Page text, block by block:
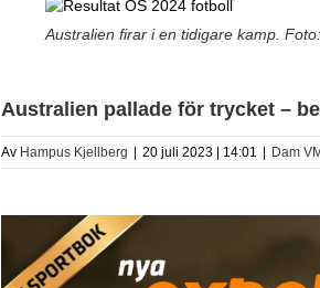
Australien firar i en tidigare kamp.
Australien pallade för trycket –
Av Hampus Kjellberg 20 juli 2023 | 14:01 Dam